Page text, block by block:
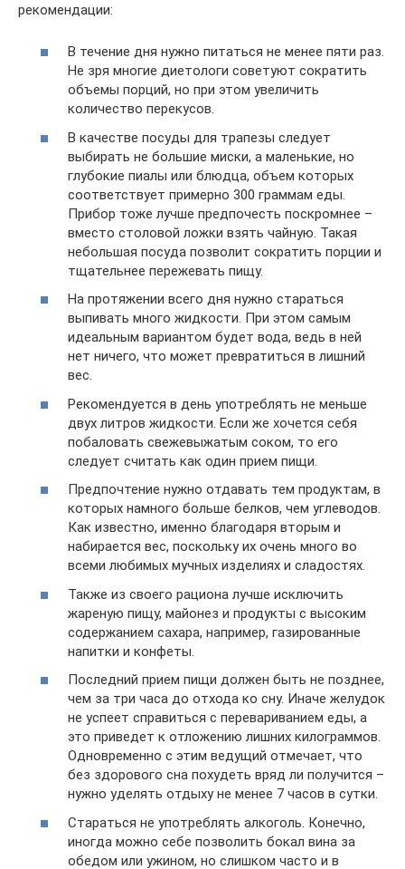
рекомендации:
В течение дня нужно питаться не менее пяти раз.
Не зря многие диетологи советуют сократить
объемы порций, но при этом увеличить
количество перекусов.
В качестве посуды для трапезы следует
выбирать не большие миски, а маленькие, но
глубокие пиалы или блюдца, объем которых
соответствует примерно 300 граммам еды.
Прибор тоже лучше предпочесть поскромнее –
вместо столовой ложки взять чайную. Такая
небольшая посуда позволит сократить порции и
тщательнее пережевать пищу.
На протяжении всего дня нужно стараться
выпивать много жидкости. При этом самым
идеальным вариантом будет вода, ведь в ней
нет ничего, что может превратиться в лишний
вес.
Рекомендуется в день употреблять не меньше
двух литров жидкости. Если же хочется себя
побаловать свежевыжатым соком, то его
следует считать как один прием пищи.
Предпочтение нужно отдавать тем продуктам, в
которых намного больше белков, чем углеводов.
Как известно, именно благодаря вторым и
набирается вес, поскольку их очень много во
всеми любимых мучных изделиях и сладостях.
Также из своего рациона лучше исключить
жареную пищу, майонез и продукты с высоким
содержанием сахара, например, газированные
напитки и конфеты.
Последний прием пищи должен быть не позднее,
чем за три часа до отхода ко сну. Иначе желудок
не успеет справиться с перевариванием еды, а
это приведет к отложению лишних килограммов.
Одновременно с этим ведущий отмечает, что
без здорового сна похудеть вряд ли получится –
нужно уделять отдыху не менее 7 часов в сутки.
Стараться не употреблять алкоголь. Конечно,
иногда можно себе позволить бокал вина за
обедом или ужином, но слишком часто и в